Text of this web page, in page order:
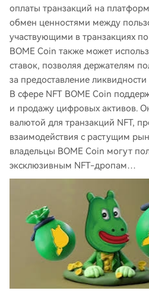
оплаты транзакций на
обмен ценностями между
участвующими в транзакциях
BOME Coin также может
ставок, позволяя держателям
за предоставление
В сфере NFT BOME Coin
и продажу цифровых активов.
валютой для транзакций NFT,
взаимодействия с растущим
владельцы BOME Coin могут
эксклюзивным NFT-дропам…